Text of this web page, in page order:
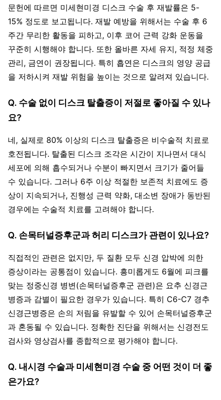
문헌에 따르면 미세현미경 디스크 수술 후 재발률은 5-
15% 정도로 보고됩니다. 재발 예방을 위해서는 수술 후 6
주간 무리한 활동을 피하고, 이후 코어 근력 강화 운동을
꾸준히 시행해야 합니다. 또한 올바른 자세 유지, 적정 체중
관리, 금연이 권장됩니다. 특히 흡연은 디스크의 영양 공급
을 저하시켜 재발 위험을 높이는 것으로 알려져 있습니다.
Q. 수술 없이 디스크 탈출증이 저절로 좋아질 수 있나
요?
네, 실제로 80% 이상의 디스크 탈출증은 비수술적 치료로
호전됩니다. 탈출된 디스크 조각은 시간이 지나면서 대식
세포에 의해 흡수되거나 수분이 빠지면서 크기가 줄어들
수 있습니다. 그러나 6주 이상 적절한 보존적 치료에도 증
상이 지속되거나, 진행성 근력 약화, 대소변 장애가 동반된
경우에는 수술적 치료를 고려해야 합니다.
Q. 손목터널증후군과 허리 디스크가 관련이 있나요?
직접적인 관련은 없지만, 두 질환 모두 신경 압박에 의한
증상이라는 공통점이 있습니다. 흥미롭게도 6월에 피크를
맞는 정중신경 병변(손목터널증후군 관련)은 요추 신경근
병증과 감별이 필요한 경우가 있습니다. 특히 C6-C7 경추
신경근병증은 손의 저림을 유발할 수 있어 손목터널증후군
과 혼동될 수 있습니다. 정확한 진단을 위해서는 신경전도
검사와 영상검사를 종합적으로 평가해야 합니다.
Q. 내시경 수술과 미세현미경 수술 중 어떤 것이 더 좋
은가요?